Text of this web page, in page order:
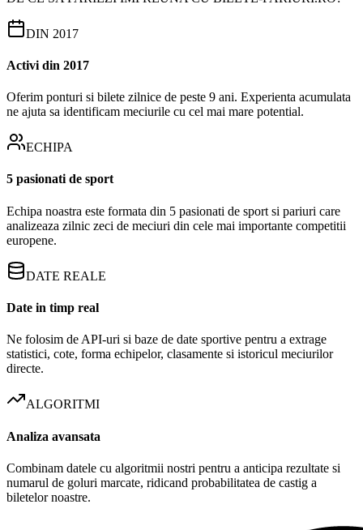
DIN 2017
Activi din 2017
Oferim ponturi si bilete zilnice de peste 9 ani. Experienta acumulata
ne ajuta sa identificam meciurile cu cel mai mare potential.
ECHIPA
5 pasionati de sport
Echipa noastra este formata din 5 pasionati de sport si pariuri care
analizeaza zilnic zeci de meciuri din cele mai importante competitii
europene.
DATE REALE
Date in timp real
Ne folosim de API-uri si baze de date sportive pentru a extrage
statistici, cote, forma echipelor, clasamente si istoricul meciurilor
directe.
ALGORITMI
Analiza avansata
Combinam datele cu algoritmii nostri pentru a anticipa rezultate si
numarul de goluri marcate, ridicand probabilitatea de castig a
biletelor noastre.